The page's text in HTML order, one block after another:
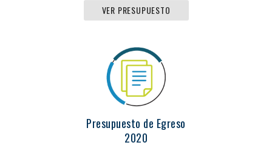
VER PRESUPUESTO
Presupuesto de Egreso
2020